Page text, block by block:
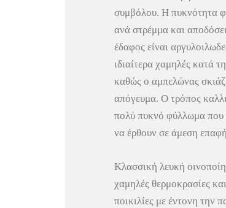
συμβόλου. Η πυκνότητα
ανά στρέμμα και
έδαφος είναι
ιδιαίτερα χαμηλές κατά
καθώς ο αμπελώνας
απόγευμα. Ο τρόπος
πολύ πυκνό φύλλωμα που
να έρθουν σε άμεση
Κλασσική λευκή
χαμηλές θερμοκρασίες
ποικιλίες με έντονη την